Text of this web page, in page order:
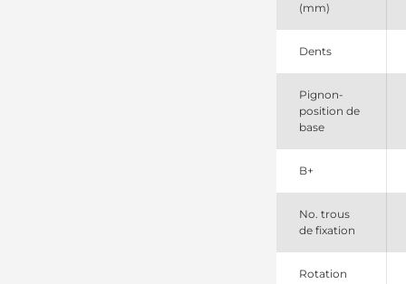
Valeo
455972
Valeo
7711134793
Renault
8080184F
PSH
8200064465
Renault
8602274
Magneti
(mm)
Dents
Pignon-
position de
base
B+
No. trous
de fixation
Rotation